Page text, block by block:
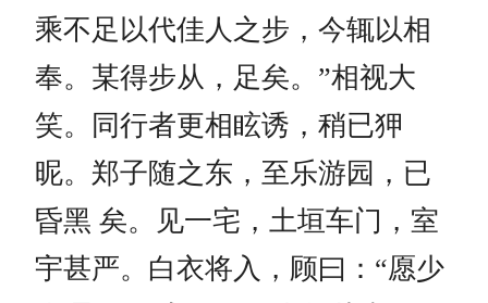
乘不足以代佳人之步，今辄以相
奉。某得步从，足矣。”相视大
笑。同行者更相眩诱，稍已狎
昵。郑子随之东，至乐游园，已
昏黑 矣。见一宅，土垣车门，室
宇甚严。白衣将入，顾曰：“愿少